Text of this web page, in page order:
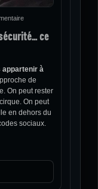
ce
appartenir à
de
On peut rester
On peut
en dehors du
sociaux.